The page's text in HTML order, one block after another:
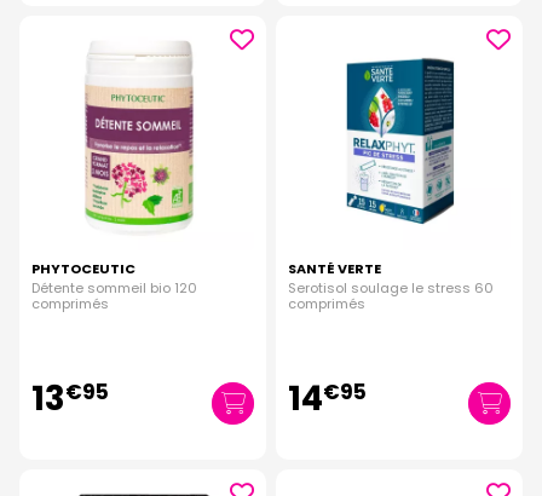
PHYTOCEUTIC
Détente sommeil bio 120
comprimés
13€95
SANTÉ VERTE
Serotisol soulage le stress 60
comprimés
14€95